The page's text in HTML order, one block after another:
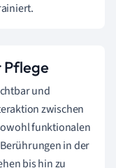
Pflege
und
zwischen
funktionalen
in der
bis hin zu